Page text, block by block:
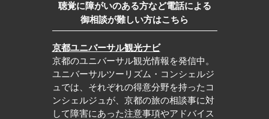
聴覚に障がいのある方など電話による
御相談が難しい方はこちら
京都ユニバーサル観光ナビ
京都のユニバーサル観光情報を発信中。
ユニバーサルツーリズム・コンシェルジ
ュでは、それぞれの得意分野を持ったコ
ンシェルジュが、京都の旅の相談事に対
して障害にあった注意事項やアドバイス